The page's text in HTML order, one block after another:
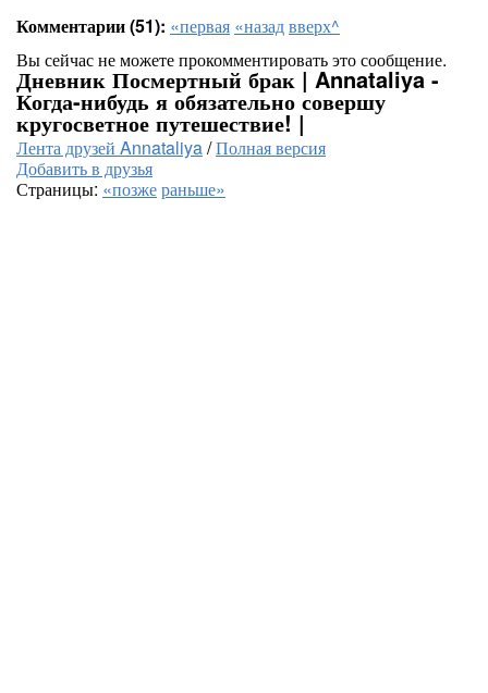
Комментарии (51): «первая «назадвверх^
Вы сейчас не можете прокомментировать это сообщение.
Дневник Посмертный брак | Annataliya -
Когда-нибудь я обязательно совершу
кругосветное путешествие! |
Лента друзей Annataliya/Полная версия
Добавить в друзья
Страницы: «позжераньше»